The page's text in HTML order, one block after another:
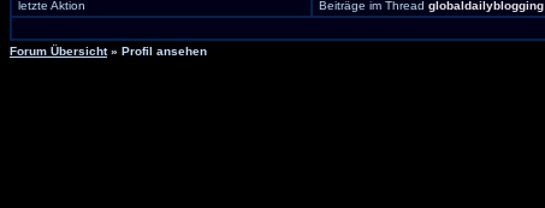
letzte Aktion
Beiträge im Thread globaldailyblogging
Forum Übersicht» Profil ansehen